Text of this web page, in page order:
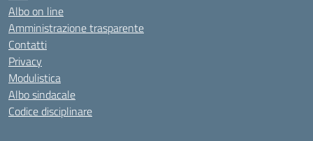
Albo on line
Amministrazione trasparente
Contatti
Privacy
Modulistica
Albo sindacale
Codice disciplinare